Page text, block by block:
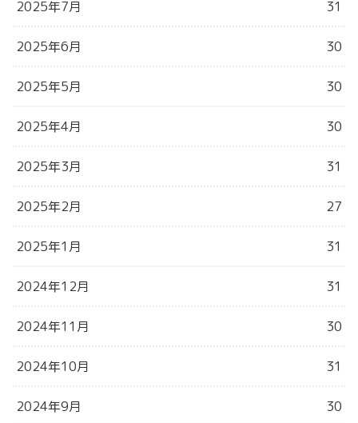
2025年7月 31
2025年6月 30
2025年5月 30
2025年4月 30
2025年3月 31
2025年2月 27
2025年1月 31
2024年12月 31
2024年11月 30
2024年10月 31
2024年9月 30